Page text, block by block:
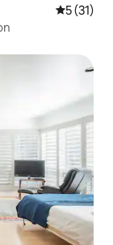
Средна
5 (31)